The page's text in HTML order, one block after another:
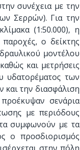
συνέχεια με την
Σερρών). Για την
(1:50.000), η
ο δείκτης
μοντέλου
και μετρήσεις
υδατορέματος των
την διασφάλιση
σενάρια
με περιόδους
συμφωνούν με τα
ο προσδιορισμός